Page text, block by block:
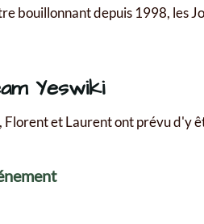
bouillonnant depuis 1998, les
Yeswiki
Florent et Laurent ont prévu d'y